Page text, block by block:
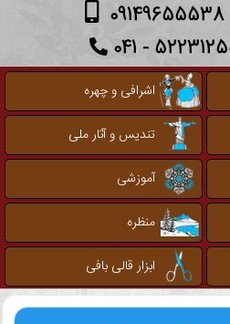
اشرافی و چهره
تندیس و آثار ملی
آموزشی
منظره
ابزار قالی بافی